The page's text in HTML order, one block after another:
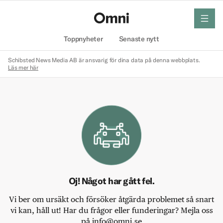
Toppnyheter Senaste nytt
meny
Schibsted News Media AB är ansvarig för dina data på denna webbplats.
Läs mer här
Oj! Något har gått fel.
Vi ber om ursäkt och försöker åtgärda problemet så snart
vi kan, håll ut! Har du frågor eller funderingar? Mejla oss